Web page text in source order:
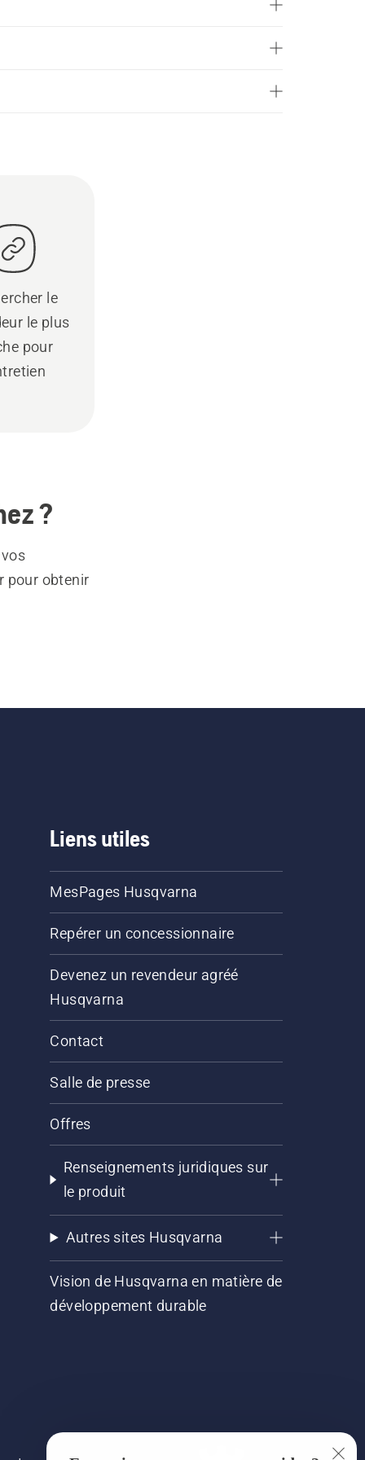
le
le plus
pour
?
pour obtenir
Liens utiles
MesPages Husqvarna
Repérer un concessionnaire
Devenez un revendeur agréé
Husqvarna
Contact
Salle de presse
Offres
Renseignements juridiques sur
le produit
Autres sites Husqvarna
Vision de Husqvarna en matière de
développement durable